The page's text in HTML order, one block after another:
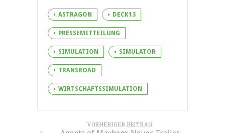
ASTRAGON DECK13
PRESSEMITTEILUNG
SIMULATION SIMULATOR
TRANSROAD
WIRTSCHAFTSSIMULATION
VORHERIGER BEITRAG